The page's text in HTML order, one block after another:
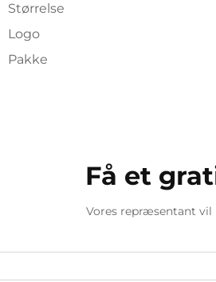
Størrelse
Logo
Pakke
Få et
Vores repræsentant vil